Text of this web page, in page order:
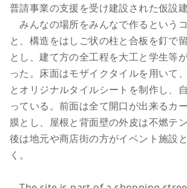
普請事業の支援を受け建設された仮設建
みんなの場所をみんなで作るという
と、構造をはしご状の柱と合板を釘で
とし、建て方の全工程を大工と学生等
った。床面はモザイクタイルを用いて
とオリジナルタイルシートを制作し、
っている。前面は全て開口が出来るカ
膜とし、屋根と背面壁の外皮は不燃テ
後は地元や商店街の方がイベント施設
く。